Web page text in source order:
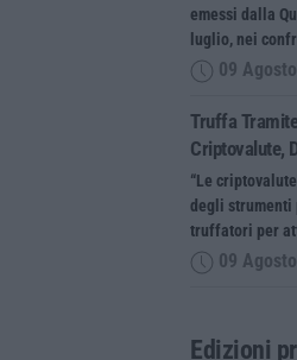
emessi dalla
luglio, nei
09
Truffa
Criptovalute,
“Le
degli strumenti
truffatori per
09
Edizioni